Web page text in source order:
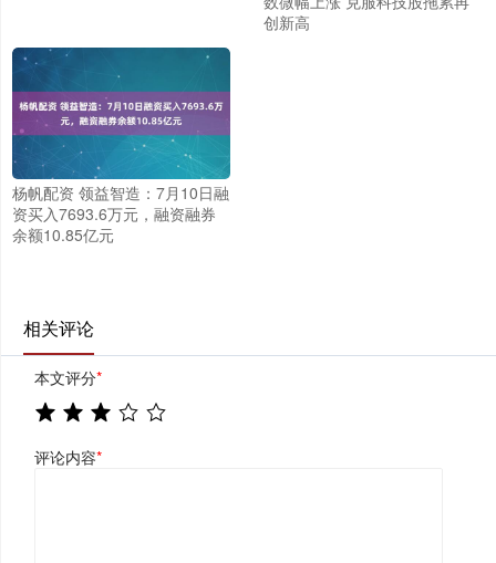
创新高
杨帆配资 领益智造：7月10日融
资买入7693.6万元，融资融券
余额10.85亿元
相关评论
本文评分*
评论内容*